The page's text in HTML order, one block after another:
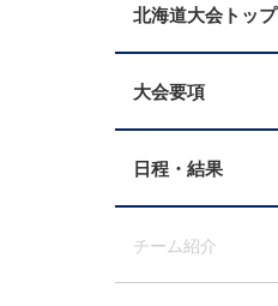
北海道大会トップ
大会要項
日程・結果
チーム紹介